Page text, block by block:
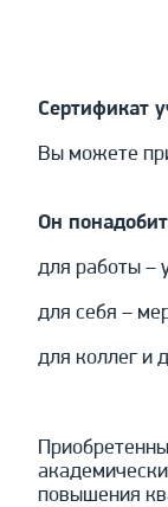
Сертификат
Вы можете
Он
для работы –
для себя –
для коллег и
повышения